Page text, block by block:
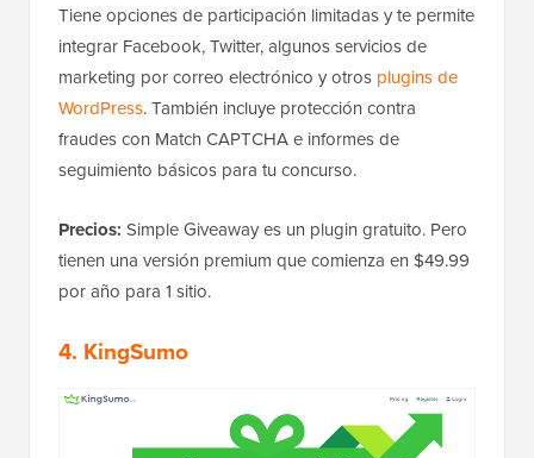
Tiene opciones de participación limitadas y te permite
integrar Facebook, Twitter, algunos servicios de
marketing por correo electrónico y otros plugins de
WordPress. También incluye protección contra
fraudes con Match CAPTCHA e informes de
seguimiento básicos para tu concurso.
Precios: Simple Giveaway es un plugin gratuito. Pero
tienen una versión premium que comienza en $49.99
por año para 1 sitio.
4. KingSumo